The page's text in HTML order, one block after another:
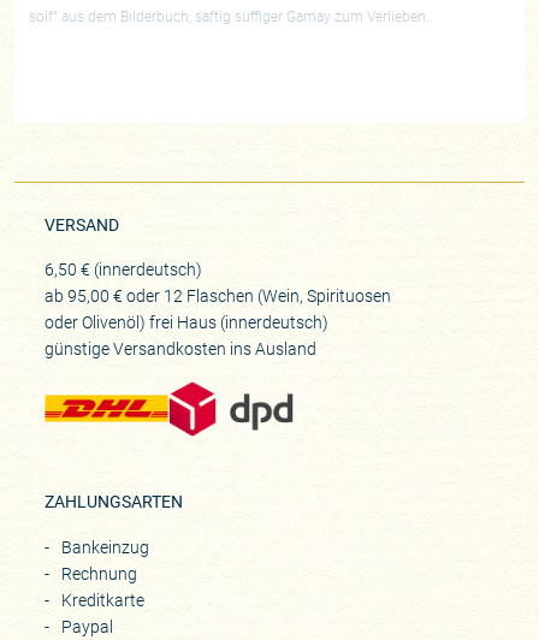
soif“ aus dem Bilderbuch; saftig süffiger Gamay zum Verlieben.
VERSAND
6,50 € (innerdeutsch)
ab 95,00 € oder 12 Flaschen (Wein, Spirituosen
oder Olivenöl) frei Haus (innerdeutsch)
günstige Versandkosten ins Ausland
ZAHLUNGSARTEN
Bankeinzug
Rechnung
Kreditkarte
Paypal